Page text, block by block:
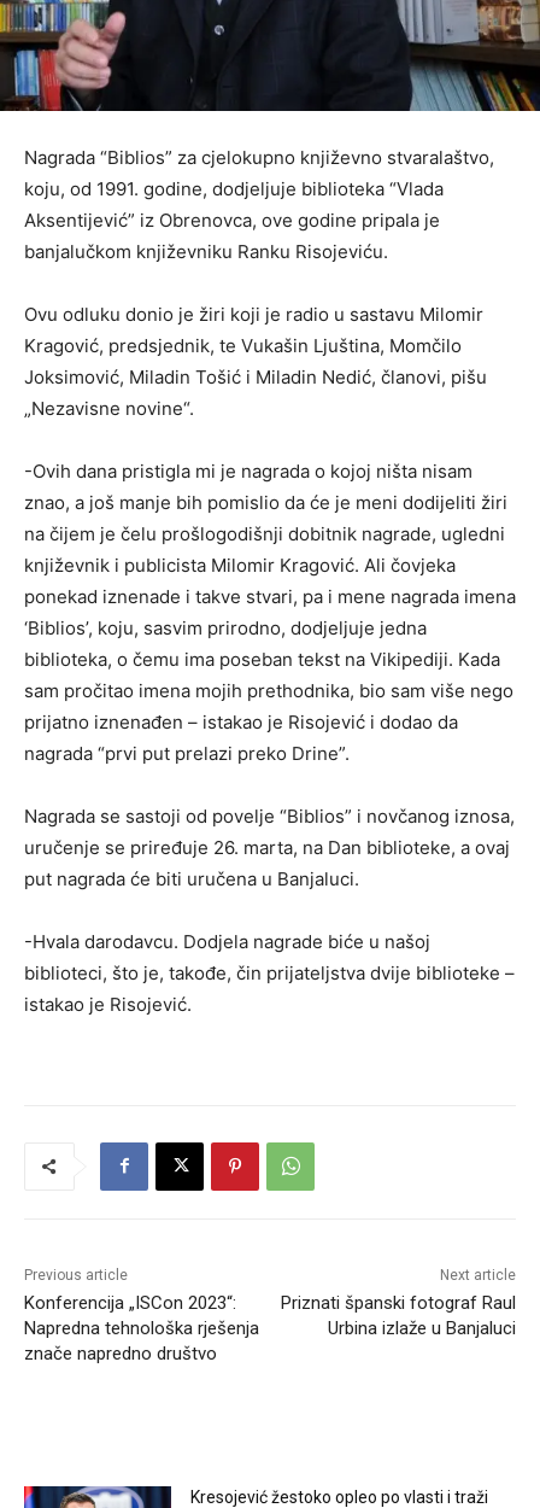
Nagrada “Biblios” za cjelokupno književno stvaralaštvo,
koju, od 1991. godine, dodjeljuje biblioteka “Vlada
Aksentijević” iz Obrenovca, ove godine pripala je
banjalučkom književniku Ranku Risojeviću.
Ovu odluku donio je žiri koji je radio u sastavu Milomir
Kragović, predsjednik, te Vukašin Ljuština, Momčilo
Joksimović, Miladin Tošić i Miladin Nedić, članovi, pišu
„Nezavisne novine“.
-Ovih dana pristigla mi je nagrada o kojoj ništa nisam
znao, a još manje bih pomislio da će je meni dodijeliti žiri
na čijem je čelu prošlogodišnji dobitnik nagrade, ugledni
književnik i publicista Milomir Kragović. Ali čovjeka
ponekad iznenade i takve stvari, pa i mene nagrada imena
‘Biblios’, koju, sasvim prirodno, dodjeljuje jedna
biblioteka, o čemu ima poseban tekst na Vikipediji. Kada
sam pročitao imena mojih prethodnika, bio sam više nego
prijatno iznenađen – istakao je Risojević i dodao da
nagrada “prvi put prelazi preko Drine”.
Nagrada se sastoji od povelje “Biblios” i novčanog iznosa,
uručenje se priređuje 26. marta, na Dan biblioteke, a ovaj
put nagrada će biti uručena u Banjaluci.
-Hvala darodavcu. Dodjela nagrade biće u našoj
biblioteci, što je, takođe, čin prijateljstva dvije biblioteke –
istakao je Risojević.
Previous article
Konferencija „ISCon 2023“:
Napredna tehnološka rješenja
znače napredno društvo
Next article
Priznati španski fotograf Raul
Urbina izlaže u Banjaluci
Kresojević žestoko opleo po vlasti i traži